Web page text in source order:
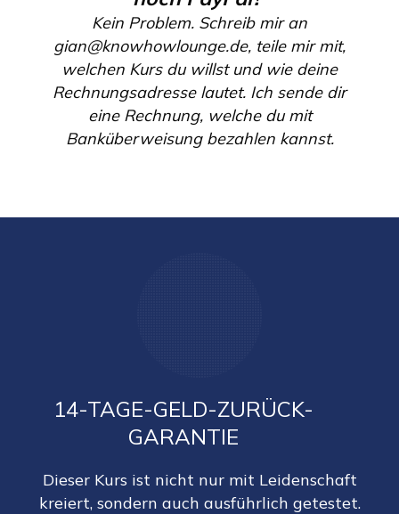
Kein Problem. Schreib mir an
gian@knowhowlounge.de, teile mir mit,
welchen Kurs du willst und wie deine
Rechnungsadresse lautet. Ich sende dir
eine Rechnung, welche du mit
Banküberweisung bezahlen kannst.
14-TAGE-GELD-ZURÜCK-
GARANTIE
Dieser Kurs ist nicht nur mit Leidenschaft
kreiert, sondern auch ausführlich getestet.